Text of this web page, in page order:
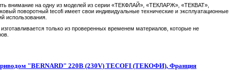
внимание на одну из моделей из серии «ТЕКФЛАЙ», «ТЕКЛАРЖ», «ТЕКВАТ»,
поворотный tecofi имеет свои индивидуальные технические и эксплуатационные
использования.
только из проверенных временем материалов, которые не
"BERNARD" 220В (230V) TECOFI (ТЕКОФИ), Франция